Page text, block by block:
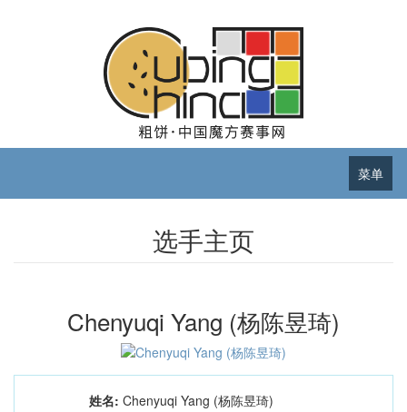
菜单
选手主页
Chenyuqi Yang (杨陈昱琦)
姓名: Chenyuqi Yang (杨陈昱琦)